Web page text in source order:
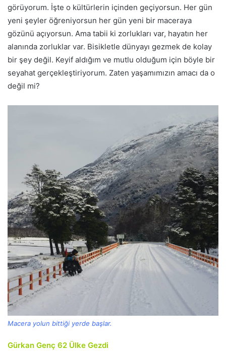
görüyorum. İşte o kültürlerin içinden geçiyorsun. Her gün
yeni şeyler öğreniyorsun her gün yeni bir maceraya
gözünü açıyorsun. Ama tabii ki zorlukları var, hayatın her
alanında zorluklar var. Bisikletle dünyayı gezmek de kolay
bir şey değil. Keyif aldığım ve mutlu olduğum için böyle bir
seyahat gerçekleştiriyorum. Zaten yaşamımızın amacı da o
değil mi?
Macera yolun bittiği yerde başlar.
Gürkan Genç 62 Ülke Gezdi